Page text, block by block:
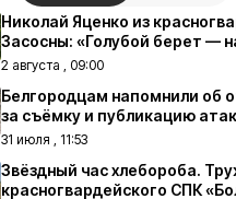
Николай Яценко из
Засосны: «Голубой берет —
2 августа , 09:00
Белгородцам напомнили об
за съёмку и публикацию
31 июля , 11:53
Звёздный час хлебороба.
красногвардейского СПК